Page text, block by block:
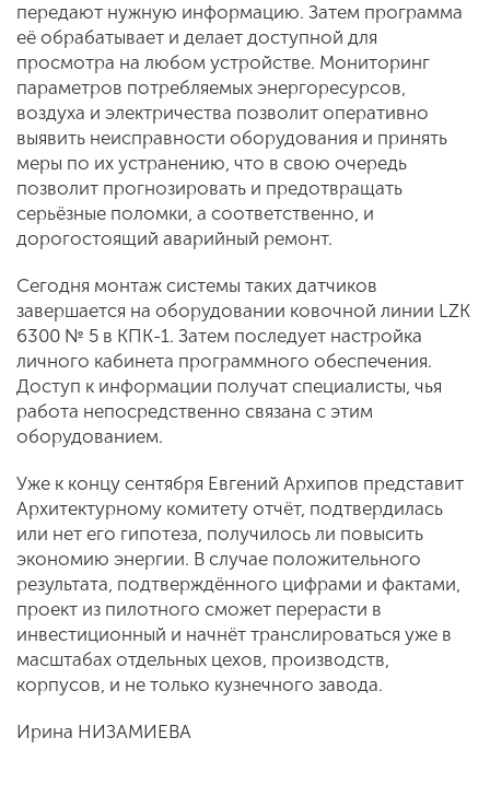
передают нужную информацию. Затем программа
её обрабатывает и делает доступной для
просмотра на любом устройстве. Мониторинг
параметров потребляемых энергоресурсов,
воздуха и электричества позволит оперативно
выявить неисправности оборудования и принять
меры по их устранению, что в свою очередь
позволит прогнозировать и предотвращать
серьёзные поломки, а соответственно, и
дорогостоящий аварийный ремонт.
Сегодня монтаж системы таких датчиков
завершается на оборудовании ковочной линии LZK
6300 № 5 в КПК-1. Затем последует настройка
личного кабинета программного обеспечения.
Доступ к информации получат специалисты, чья
работа непосредственно связана с этим
оборудованием.
Уже к концу сентября Евгений Архипов представит
Архитектурному комитету отчёт, подтвердилась
или нет его гипотеза, получилось ли повысить
экономию энергии. В случае положительного
результата, подтверждённого цифрами и фактами,
проект из пилотного сможет перерасти в
инвестиционный и начнёт транслироваться уже в
масштабах отдельных цехов, производств,
корпусов, и не только кузнечного завода.
Ирина НИЗАМИЕВА